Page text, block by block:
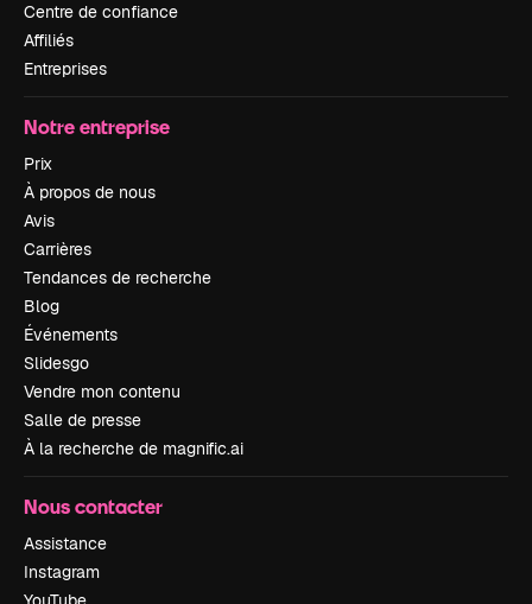
Centre de confiance
Affiliés
Entreprises
Notre entreprise
Prix
À propos de nous
Avis
Carrières
Tendances de recherche
Blog
Événements
Slidesgo
Vendre mon contenu
Salle de presse
À la recherche de magnific.ai
Nous contacter
Assistance
Instagram